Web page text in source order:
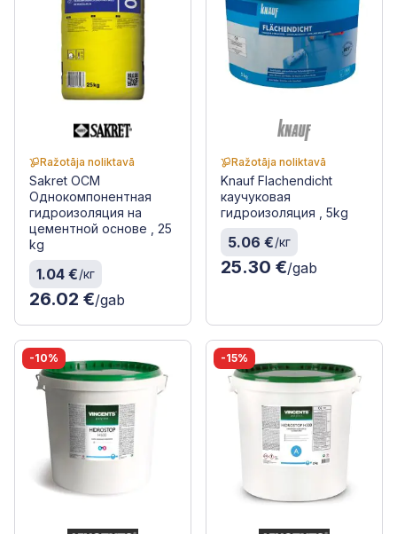
Ražotāja noliktavā
Sakret OCM
Однокомпонентная
гидроизоляция на
цементной основе , 25
kg
1.04 €/кг
26.02 €/gab
Ražotāja noliktavā
Knauf Flachendicht
каучуковая
гидроизоляция , 5kg
5.06 €/кг
25.30 €/gab
-10% -15%